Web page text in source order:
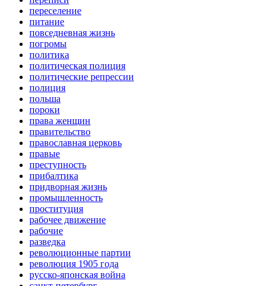
переселение
питание
повседневная жизнь
погромы
политика
политическая полиция
политические репрессии
полиция
польша
пороки
права женщин
правительство
православная церковь
правые
преступность
прибалтика
придворная жизнь
промышленность
проституция
рабочее движение
рабочие
разведка
революционные партии
революция 1905 года
русско-японская война